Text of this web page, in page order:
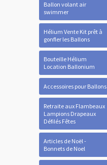
Ballon volant air
swimmer
Hélium Vente Kit prêt à
gonfler les Ballons
Bouteille Hélium
Location Ballonium
Accessoires pour Ballons
Retraite aux Flambeaux
Lampions Drapeaux
Défilés Fêtes
Articles de Noël -
Bonnets de Noel